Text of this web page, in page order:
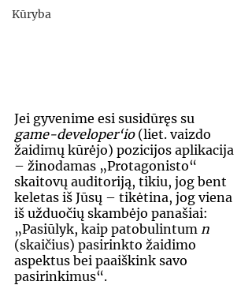
Kūryba
Jei gyvenime esi susidūręs su
game-developer‘io (liet. vaizdo
žaidimų kūrėjo) pozicijos aplikacija
– žinodamas „Protagonisto“
skaitovų auditoriją, tikiu, jog bent
keletas iš Jūsų – tikėtina, jog viena
iš užduočių skambėjo panašiai:
„Pasiūlyk, kaip patobulintum n
(skaičius) pasirinkto žaidimo
aspektus bei paaiškink savo
pasirinkimus“.